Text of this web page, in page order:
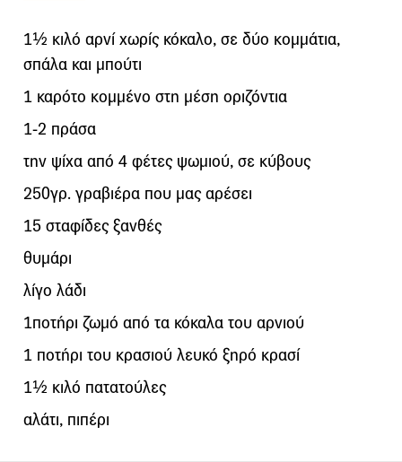
1½ κιλό αρνί χωρίς κόκαλο, σε δύο κομμάτια,
σπάλα και μπούτι
1 καρότο κομμένο στη μέση οριζόντια
1-2 πράσα
την ψίχα από 4 φέτες ψωμιού, σε κύβους
250γρ. γραβιέρα που μας αρέσει
15 σταφίδες ξανθές
θυμάρι
λίγο λάδι
1ποτήρι ζωμό από τα κόκαλα του αρνιού
1 ποτήρι του κρασιού λευκό ξηρό κρασί
1½ κιλό πατατούλες
αλάτι, πιπέρι